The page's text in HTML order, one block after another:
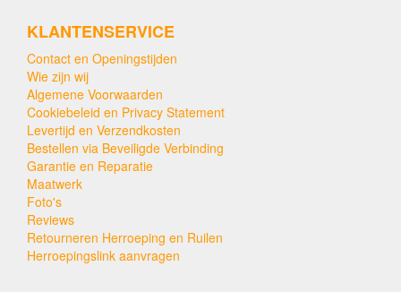
KLANTENSERVICE
Contact en Openingstijden
Wie zijn wij
Algemene Voorwaarden
Cookiebeleid en Privacy Statement
Levertijd en Verzendkosten
Bestellen via Beveiligde Verbinding
Garantie en Reparatie
Maatwerk
Foto's
Reviews
Retourneren Herroeping en Ruilen
Herroepingslink aanvragen